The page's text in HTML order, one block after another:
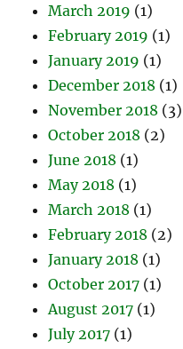
March 2019 (1)
February 2019 (1)
January 2019 (1)
December 2018 (1)
November 2018 (3)
October 2018 (2)
June 2018 (1)
May 2018 (1)
March 2018 (1)
February 2018 (2)
January 2018 (1)
October 2017 (1)
August 2017 (1)
July 2017 (1)